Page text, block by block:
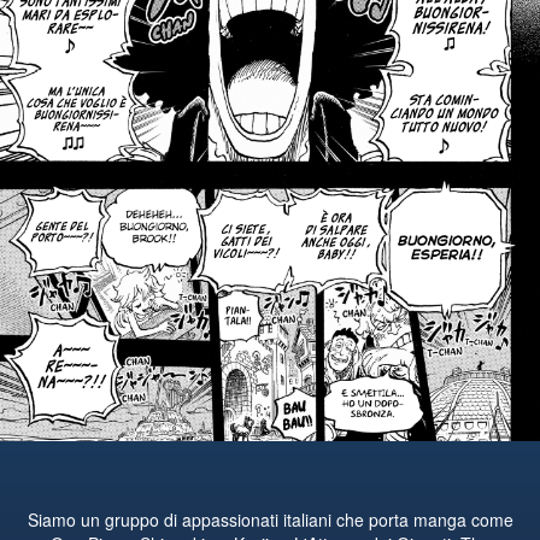
Siamo un gruppo di appassionati italiani che porta manga come